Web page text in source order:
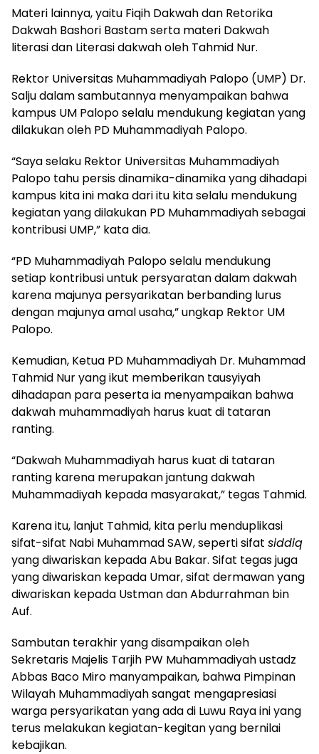
Materi lainnya, yaitu Fiqih Dakwah dan Retorika
Dakwah Bashori Bastam serta materi Dakwah
literasi dan Literasi dakwah oleh Tahmid Nur.
Rektor Universitas Muhammadiyah Palopo (UMP) Dr.
Salju dalam sambutannya menyampaikan bahwa
kampus UM Palopo selalu mendukung kegiatan yang
dilakukan oleh PD Muhammadiyah Palopo.
“Saya selaku Rektor Universitas Muhammadiyah
Palopo tahu persis dinamika-dinamika yang dihadapi
kampus kita ini maka dari itu kita selalu mendukung
kegiatan yang dilakukan PD Muhammadiyah sebagai
kontribusi UMP,” kata dia.
“PD Muhammadiyah Palopo selalu mendukung
setiap kontribusi untuk persyaratan dalam dakwah
karena majunya persyarikatan berbanding lurus
dengan majunya amal usaha,” ungkap Rektor UM
Palopo.
Kemudian, Ketua PD Muhammadiyah Dr. Muhammad
Tahmid Nur yang ikut memberikan tausyiyah
dihadapan para peserta ia menyampaikan bahwa
dakwah muhammadiyah harus kuat di tataran
ranting.
“Dakwah Muhammadiyah harus kuat di tataran
ranting karena merupakan jantung dakwah
Muhammadiyah kepada masyarakat,” tegas Tahmid.
Karena itu, lanjut Tahmid, kita perlu menduplikasi
sifat-sifat Nabi Muhammad SAW, seperti sifat siddiq
yang diwariskan kepada Abu Bakar. Sifat tegas juga
yang diwariskan kepada Umar, sifat dermawan yang
diwariskan kepada Ustman dan Abdurrahman bin
Auf.
Sambutan terakhir yang disampaikan oleh
Sekretaris Majelis Tarjih PW Muhammadiyah ustadz
Abbas Baco Miro manyampaikan, bahwa Pimpinan
Wilayah Muhammadiyah sangat mengapresiasi
warga persyarikatan yang ada di Luwu Raya ini yang
terus melakukan kegiatan-kegitan yang bernilai
kebajikan.